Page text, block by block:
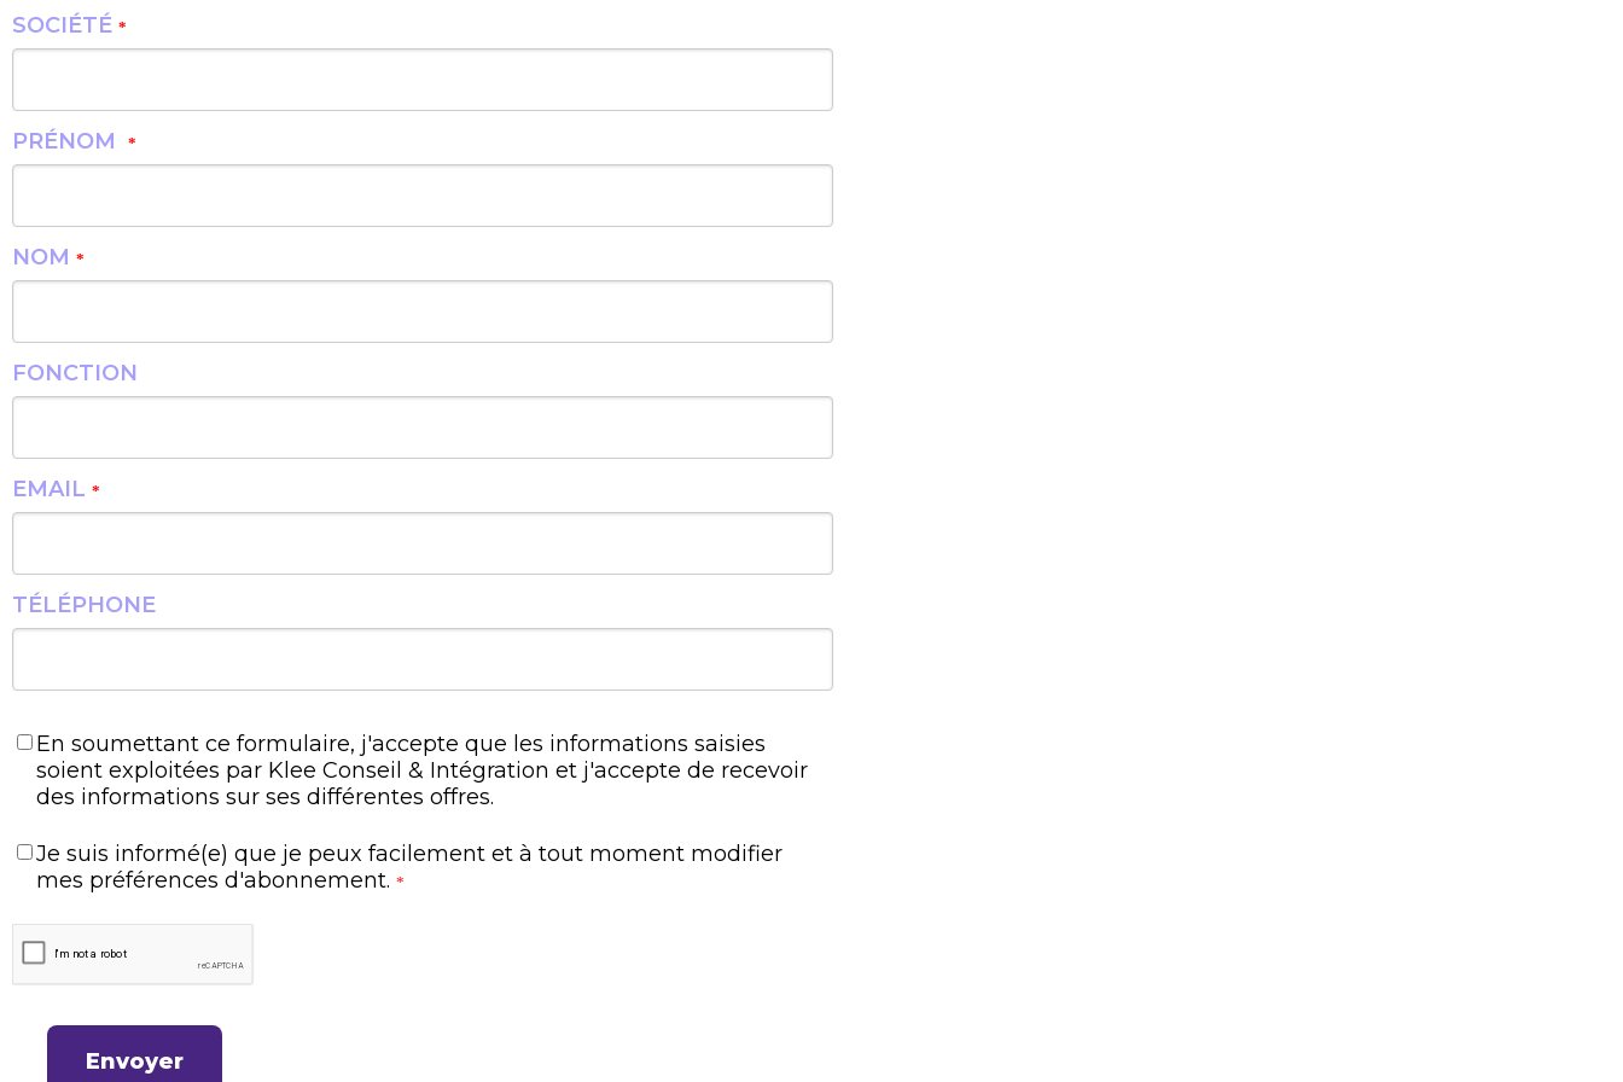
SOCIÉTÉ *
PRÉNOM *
NOM *
FONCTION
EMAIL *
TÉLÉPHONE
En soumettant ce formulaire, j'accepte que les informations saisies
soient exploitées par Klee Conseil & Intégration et j'accepte de recevoir
des informations sur ses différentes offres.
Je suis informé(e) que je peux facilement et à tout moment modifier
mes préférences d'abonnement. *